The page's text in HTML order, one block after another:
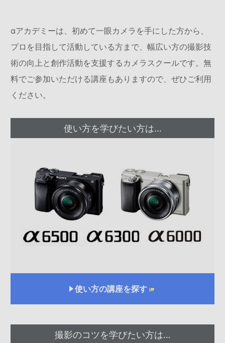
αアカデミーは、初めて一眼カメラを手にした方から、
プロを目指して活動している方まで、幅広い方の撮影技
術の向上と創作活動を支援するカメラスクールです。無
料でご参加いただける講座もありますので、ぜひご利用
ください。
使い方を学びたい方は…
使い方の講座を探す
撮影のコツを学びたい方は…